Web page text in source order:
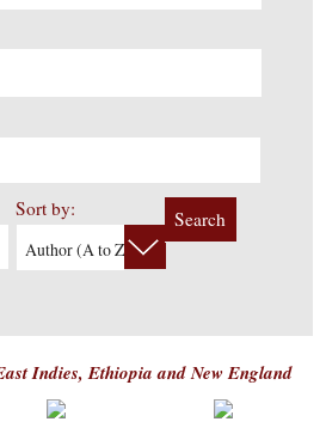
Sort by:
Author (A to Z)
Search
Indies, Ethiopia and New England